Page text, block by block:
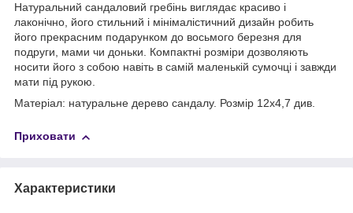
Натуральний сандаловий гребінь виглядає красиво і
лаконічно, його стильний і мінімалістичний дизайн робить
його прекрасним подарунком до восьмого березня для
подруги, мами чи доньки. Компактні розміри дозволяють
носити його з собою навіть в самій маленькій сумочці і завжди
мати під рукою.
Матеріал: натуральне дерево сандалу. Розмір 12х4,7 див.
Приховати
Характеристики